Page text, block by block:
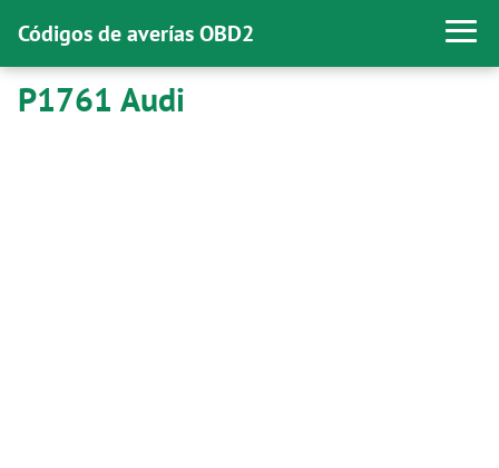
Códigos de averías OBD2
P1761 Audi